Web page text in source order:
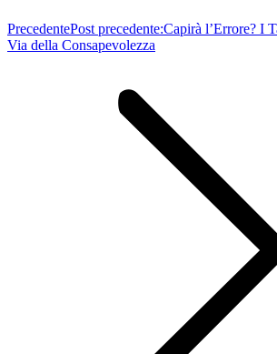
PrecedentePost precedente:Capirà l’Errore? I
Via della Consapevolezza